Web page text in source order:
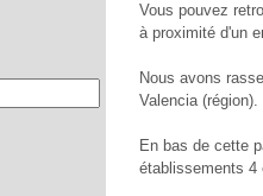
Vous pouvez
à proximité d'un
Nous avons
Valencia (région).
En bas de cette
établissements 4